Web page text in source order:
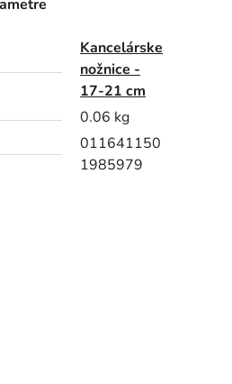
Kancelárske
nožnice -
17-21 cm
0.06 kg
011641150
1985979